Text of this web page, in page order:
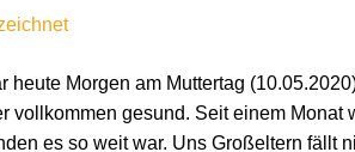
heute Morgen am Muttertag
vollkommen gesund. Seit einem
es so weit war. Uns Großeltern fällt